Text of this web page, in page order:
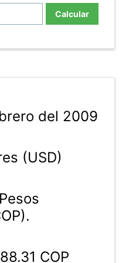
Calcular
del 2009
(USD)
Pesos
COP